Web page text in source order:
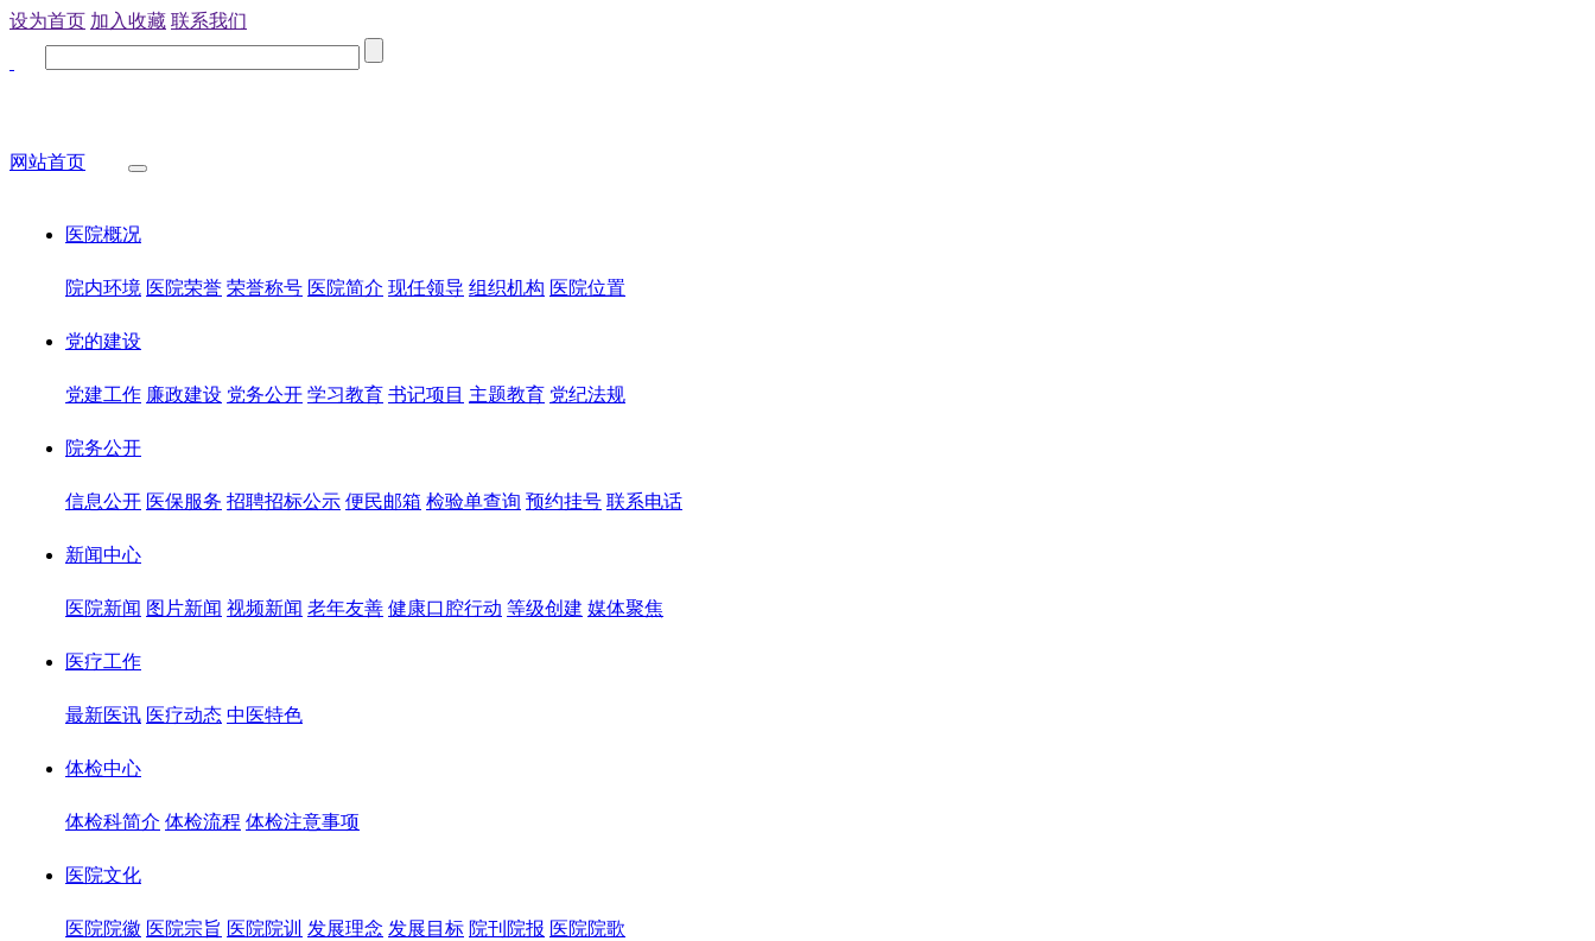
设为首页 加入收藏 联系我们
网站首页
医院概况
院内环境 医院荣誉 荣誉称号 医院简介 现任领导 组织机构 医院位置
党的建设
党建工作 廉政建设 党务公开 学习教育 书记项目 主题教育 党纪法规
院务公开
信息公开 医保服务 招聘招标公示 便民邮箱 检验单查询 预约挂号 联系电话
新闻中心
医院新闻 图片新闻 视频新闻 老年友善 健康口腔行动 等级创建 媒体聚焦
医疗工作
最新医讯 医疗动态 中医特色
体检中心
体检科简介 体检流程 体检注意事项
医院文化
医院院徽 医院宗旨 医院院训 发展理念 发展目标 院刊院报 医院院歌